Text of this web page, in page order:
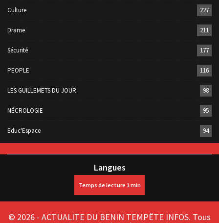
Culture 227
Drame 211
Sécurité 177
PEOPLE 116
LES GUILLEMETS DU JOUR 98
NÉCROLOGIE 95
Educ'Espace 94
Langues
© 2026 - ACTUALITE DU BENIN TEMPÊTE INFOS. Tous